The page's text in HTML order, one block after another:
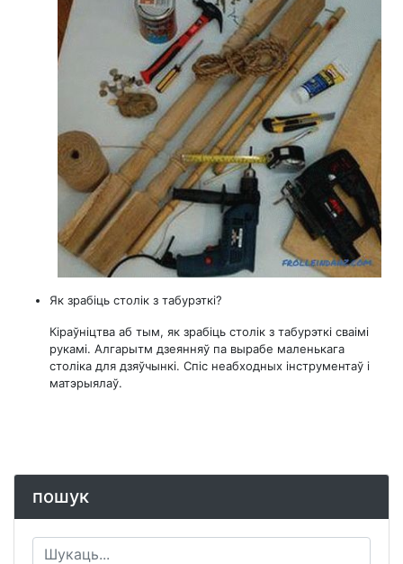
Як зрабіць столік з табурэткі?
Кіраўніцтва аб тым, як зрабіць столік з табурэткі сваімі
рукамі. Алгарытм дзеянняў па вырабе маленькага
століка для дзяўчынкі. Спіс неабходных інструментаў і
матэрыялаў.
пошук